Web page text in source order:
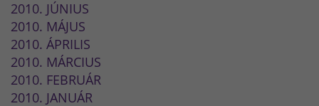
2010. JÚNIUS
2010. MÁJUS
2010. ÁPRILIS
2010. MÁRCIUS
2010. FEBRUÁR
2010. JANUÁR